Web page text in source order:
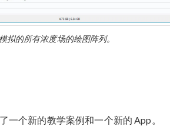
拟的所有浓度场的绘图阵列。
一个新的教学案例和一个新的 App。